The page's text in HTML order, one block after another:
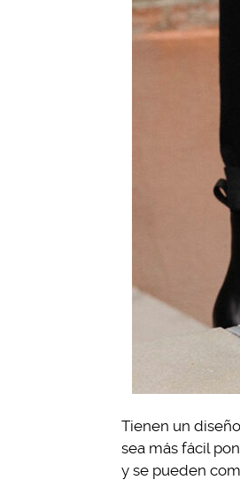
Tienen un
sea más fácil
y se pueden